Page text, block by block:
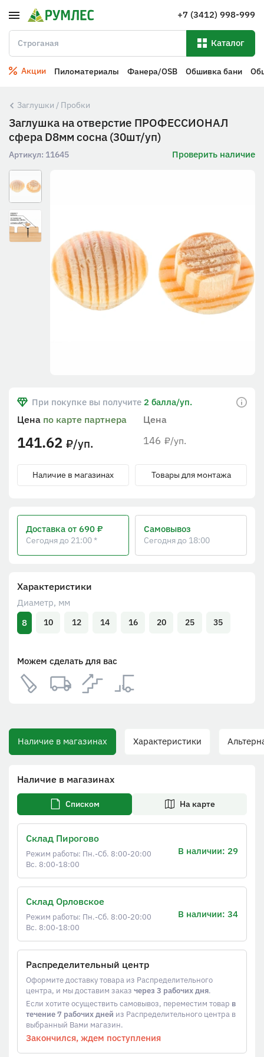
+7 (3412) 998-999
Каталог
Акции Пиломатериалы Фанера/OSB Обшивка бани
Заглушки / Пробки
Заглушка на отверстие ПРОФЕССИОНАЛ
сфера D8мм сосна (30шт/уп)
Артикул: 11645 Проверить наличие
Характеристики
Диаметр, мм
8
10 12 14 16 20 25 35
Можем сделать для вас
При покупке вы получите 2 балла/уп.
Цена
146 ₽/уп.
Цена по карте партнера
141.62 ₽/уп.
Наличие в магазинах Товары для монтажа
Доставка от 690 ₽
Сегодня до 21:00 *
Самовывоз
Сегодня до 18:00
Наличие в магазинах Характеристики
Наличие в магазинах
Списком На карте
Склад Пирогово
Режим работы: Пн.-Сб. 8:00-20:00
Вс. 8:00-18:00
В наличии: 29
Склад Орловское
Режим работы: Пн.-Сб. 8:00-20:00
Вс. 8:00-18:00
В наличии: 34
Распределительный центр
Оформите доставку товара из Распределительного
центра, и мы доставим заказ через 3 рабочих дня.
Если хотите осуществить самовывоз, переместим товар в
течение 7 рабочих дней из Распределительного центра в
выбранный Вами магазин.
Закончился, ждем поступления